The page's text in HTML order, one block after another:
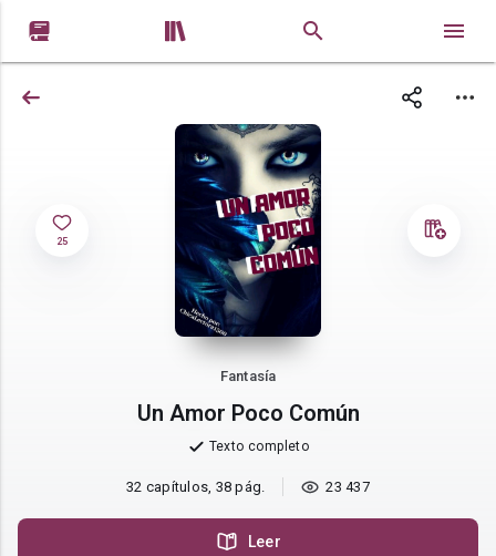
 
25
Fantasía
Un Amor Poco Común
Texto completo
32 capítulos, 38 pág. 23 437
Leer